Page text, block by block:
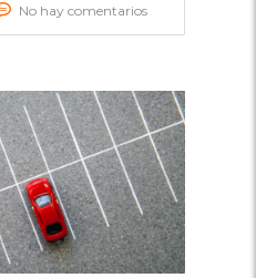
No hay comentarios